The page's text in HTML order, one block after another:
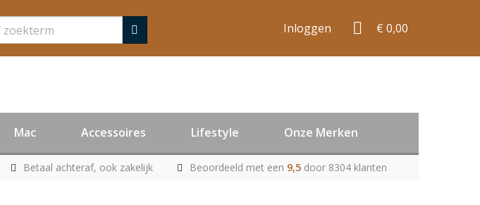
Inloggen € 0,00
Mac Accessoires Lifestyle Onze Merken
Betaal achteraf, ook zakelijk Beoordeeld met een 9,5 door 8304 klanten